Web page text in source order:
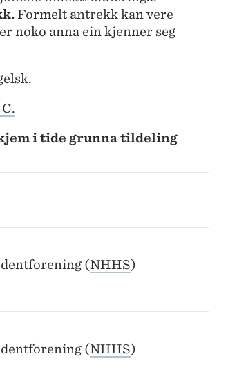
Formelt antrekk kan vere
noko anna ein kjenner seg
i tide grunna tildeling
(NHHS)
(NHHS)